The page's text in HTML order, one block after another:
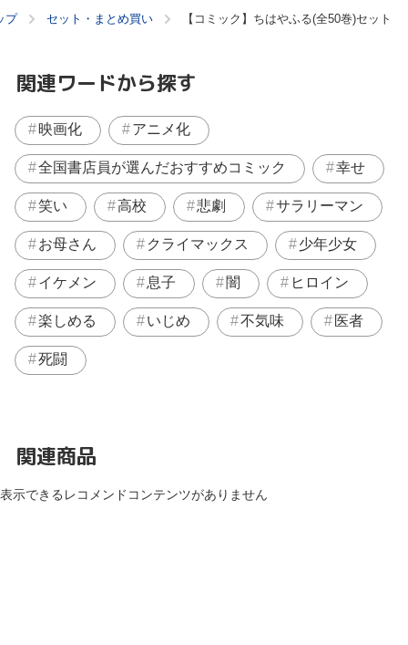
プ セット・まとめ買い 【コミック】ちはやふる(全50巻)セット
関連ワードから探す
映画化 アニメ化
全国書店員が選んだおすすめコミック 幸せ
笑い 高校 悲劇 サラリーマン
お母さん クライマックス 少年少女
イケメン 息子 闇 ヒロイン
楽しめる いじめ 不気味 医者
死闘
関連商品
表示できるレコメンドコンテンツがありません